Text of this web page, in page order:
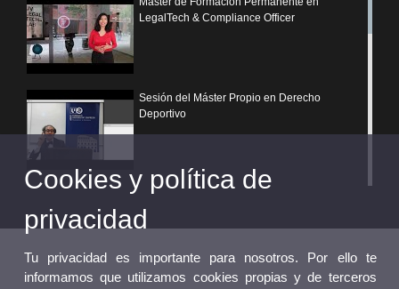
LegalTech & Compliance Officer
Sesión del Máster Propio en Derecho
Deportivo
¿Por qué elegir un postgrado propio de la
Universitat de València?
Cookies y política de
privacidad
Tu privacidad es importante para nosotros. Por ello te
informamos que utilizamos cookies propias y de terceros